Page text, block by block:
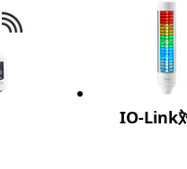
IO-Link